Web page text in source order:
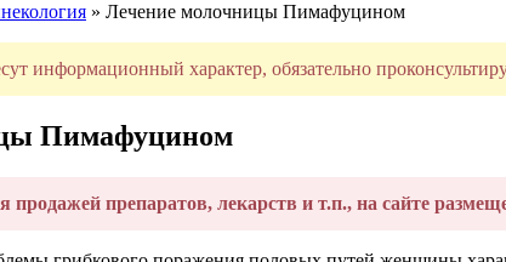
» Лечение молочницы Пимафуцином
информационный характер, обязательно
Пимафуцином
продажей препаратов, лекарств и т.п., на сайте